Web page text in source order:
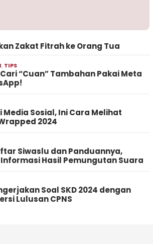
Zakat Fitrah ke Orang Tua
, TIPS
“Cuan” Tambahan Pakai Meta
Media Sosial, Ini Cara Melihat
2024
Siwaslu dan Panduannya,
Hasil Pemungutan Suara
Soal SKD 2024 dengan
Lulusan CPNS